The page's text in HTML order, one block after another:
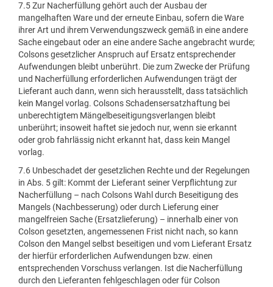
7.5 Zur Nacherfüllung gehört auch der Ausbau der
mangelhaften Ware und der erneute Einbau, sofern die Ware
ihrer Art und ihrem Verwendungszweck gemäß in eine andere
Sache eingebaut oder an eine andere Sache angebracht wurde;
Colsons gesetzlicher Anspruch auf Ersatz entsprechender
Aufwendungen bleibt unberührt. Die zum Zwecke der Prüfung
und Nacherfüllung erforderlichen Aufwendungen trägt der
Lieferant auch dann, wenn sich herausstellt, dass tatsächlich
kein Mangel vorlag. Colsons Schadensersatzhaftung bei
unberechtigtem Mängelbeseitigungsverlangen bleibt
unberührt; insoweit haftet sie jedoch nur, wenn sie erkannt
oder grob fahrlässig nicht erkannt hat, dass kein Mangel
vorlag.
7.6 Unbeschadet der gesetzlichen Rechte und der Regelungen
in Abs. 5 gilt: Kommt der Lieferant seiner Verpflichtung zur
Nacherfüllung – nach Colsons Wahl durch Beseitigung des
Mangels (Nachbesserung) oder durch Lieferung einer
mangelfreien Sache (Ersatzlieferung) – innerhalb einer von
Colson gesetzten, angemessenen Frist nicht nach, so kann
Colson den Mangel selbst beseitigen und vom Lieferant Ersatz
der hierfür erforderlichen Aufwendungen bzw. einen
entsprechenden Vorschuss verlangen. Ist die Nacherfüllung
durch den Lieferanten fehlgeschlagen oder für Colson